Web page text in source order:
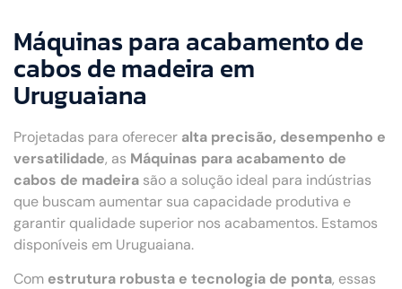
Máquinas para acabamento de
cabos de madeira em
Uruguaiana
Projetadas para oferecer alta precisão, desempenho e
versatilidade, as Máquinas para acabamento de
cabos de madeira são a solução ideal para indústrias
que buscam aumentar sua capacidade produtiva e
garantir qualidade superior nos acabamentos. Estamos
disponíveis em Uruguaiana.
Com estrutura robusta e tecnologia de ponta, essas